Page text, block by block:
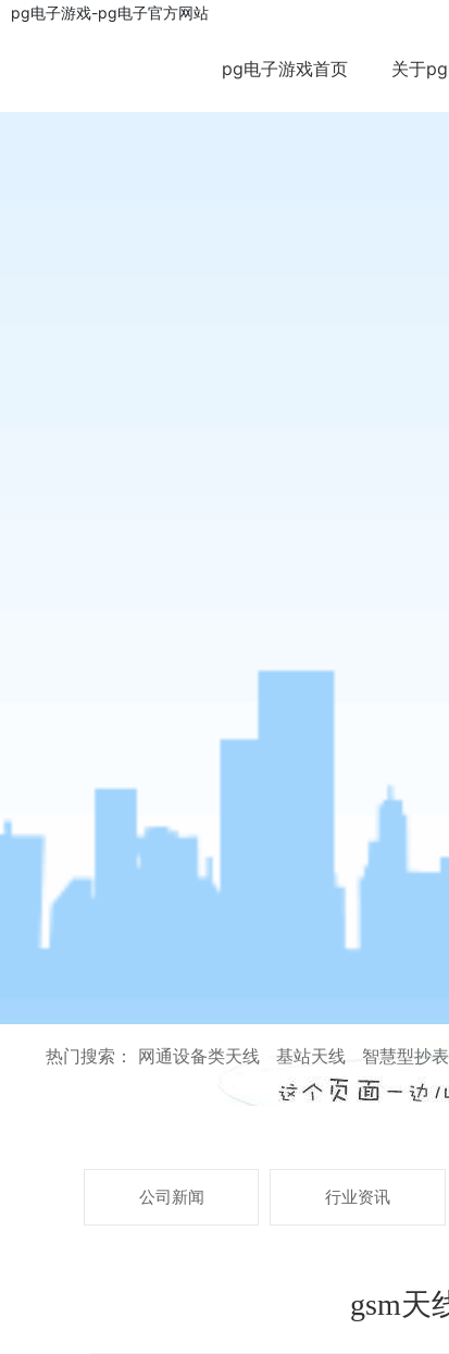
pg电子游戏-pg电子官方网站
pg电子游戏首页 关于
热门搜索： 网通设备类天线 基站天线 智慧型抄
公司新闻 行业资讯
gsm天